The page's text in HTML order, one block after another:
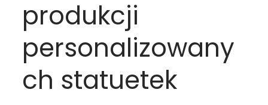
produkcji
personalizowany
ch statuetek